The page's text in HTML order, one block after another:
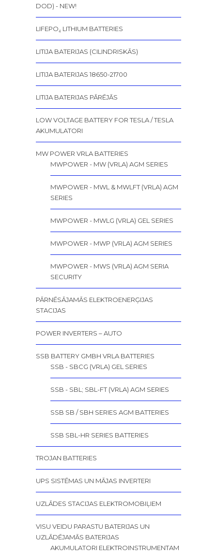
DOD) - NEW!
LIFEPO₄ LITHIUM BATTERIES
LITIJA BATERIJAS (CILINDRISKĀS)
LITIJA BATERIJAS 18650-21700
LITIJA BATERIJAS PĀRĒJĀS
LOW VOLTAGE BATTERY FOR TESLA / TESLA
AKUMULATORI
MW POWER VRLA BATTERIES
MWPOWER - MW (VRLA) AGM SERIES
MWPOWER - MWL & MWLFT (VRLA) AGM
SERIES
MWPOWER - MWLG (VRLA) GEL SERIES
MWPOWER - MWP (VRLA) AGM SERIES
MWPOWER - MWS (VRLA) AGM SERIA
SECURITY
PĀRNĒSĀJAMĀS ELEKTROENERĢIJAS
STACIJAS
POWER INVERTERS – AUTO
SSB BATTERY GMBH VRLA BATTERIES
SSB - SBCG (VRLA) GEL SERIES
SSB - SBL; SBL-FT (VRLA) AGM SERIES
SSB SB / SBH SERIES AGM BATTERIES
SSB SBL-HR SERIES BATTERIES
TROJAN BATTERIES
UPS SISTĒMAS UN MĀJAS INVERTERI
UZLĀDES STACIJAS ELEKTROMOBIĻIEM
VISU VEIDU PARASTU BATERIJAS UN
UZLĀDĒJAMĀS BATERIJAS
AKUMULATORI ELEKTROINSTRUMENTAM